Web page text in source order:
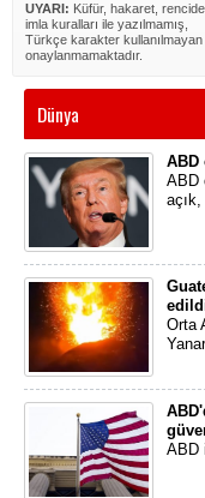
UYARI: Küfür, hakaret,
imla kuralları ile yazılmamış,
Türkçe karakter
onaylanmamaktadır.
Dünya
ABD
ABD
Orta
ABD